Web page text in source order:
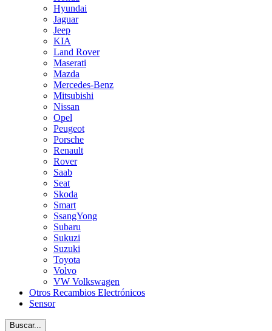
Hyundai
Jaguar
Jeep
KIA
Land Rover
Maserati
Mazda
Mercedes-Benz
Mitsubishi
Nissan
Opel
Peugeot
Porsche
Renault
Rover
Saab
Seat
Skoda
Smart
SsangYong
Subaru
Sukuzi
Suzuki
Toyota
Volvo
VW Volkswagen
Otros Recambios Electrónicos
Sensor
Buscar...